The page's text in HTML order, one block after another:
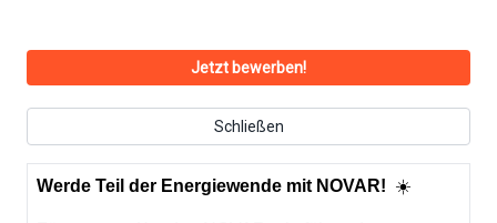
Jetzt bewerben!
Schließen